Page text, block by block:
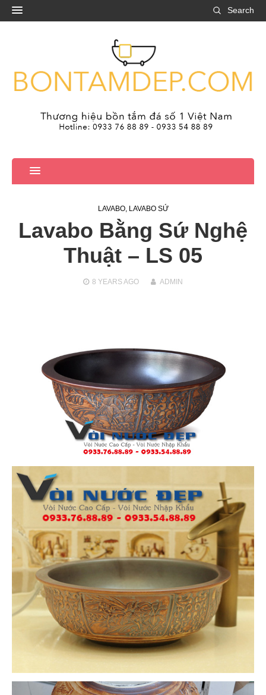
Search
LAVABO, LAVABO SỨ
Lavabo Bằng Sứ Nghệ
Thuật – LS 05
8 YEARSAGO ADMIN